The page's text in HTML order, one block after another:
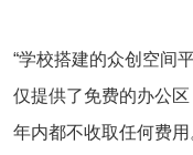
“学校搭建的众创空间
仅提供了免费的办公
年内都不收取任何费